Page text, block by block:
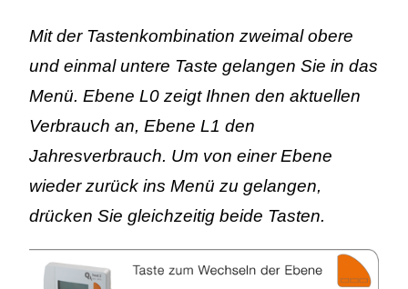
Mit der Tastenkombination zweimal obere
und einmal untere Taste gelangen Sie in das
Menü. Ebene L0 zeigt Ihnen den aktuellen
Verbrauch an, Ebene L1 den
Jahresverbrauch. Um von einer Ebene
wieder zurück ins Menü zu gelangen,
drücken Sie gleichzeitig beide Tasten.